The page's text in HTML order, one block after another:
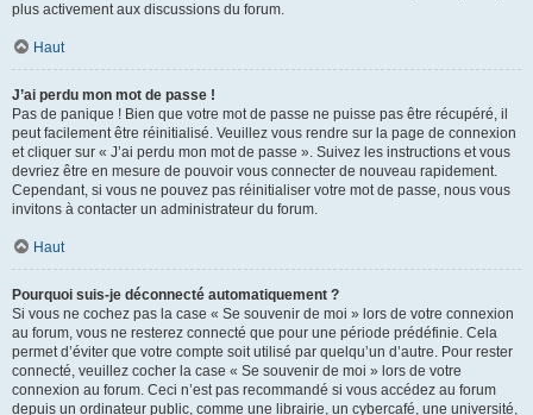
plus activement aux discussions du forum.
Haut
J’ai perdu mon mot de passe !
Pas de panique ! Bien que votre mot de passe ne puisse pas être récupéré, il
peut facilement être réinitialisé. Veuillez vous rendre sur la page de connexion
et cliquer sur « J’ai perdu mon mot de passe ». Suivez les instructions et vous
devriez être en mesure de pouvoir vous connecter de nouveau rapidement.
Cependant, si vous ne pouvez pas réinitialiser votre mot de passe, nous vous
invitons à contacter un administrateur du forum.
Haut
Pourquoi suis-je déconnecté automatiquement ?
Si vous ne cochez pas la case « Se souvenir de moi » lors de votre connexion
au forum, vous ne resterez connecté que pour une période prédéfinie. Cela
permet d’éviter que votre compte soit utilisé par quelqu’un d’autre. Pour rester
connecté, veuillez cocher la case « Se souvenir de moi » lors de votre
connexion au forum. Ceci n’est pas recommandé si vous accédez au forum
depuis un ordinateur public, comme une librairie, un cybercafé, une université,